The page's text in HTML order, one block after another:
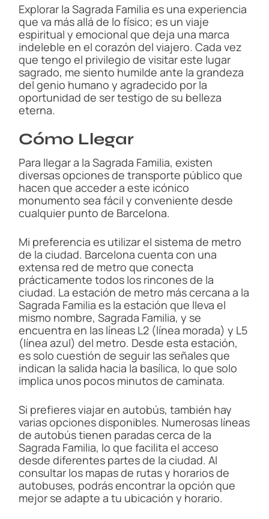
Explorar la Sagrada Familia es una experiencia
que va más allá de lo físico; es un viaje
espiritual y emocional que deja una marca
indeleble en el corazón del viajero. Cada vez
que tengo el privilegio de visitar este lugar
sagrado, me siento humilde ante la grandeza
del genio humano y agradecido por la
oportunidad de ser testigo de su belleza
eterna.
Cómo Llegar
Para llegar a la Sagrada Familia, existen
diversas opciones de transporte público que
hacen que acceder a este icónico
monumento sea fácil y conveniente desde
cualquier punto de Barcelona.
Mi preferencia es utilizar el sistema de metro
de la ciudad. Barcelona cuenta con una
extensa red de metro que conecta
prácticamente todos los rincones de la
ciudad. La estación de metro más cercana a la
Sagrada Familia es la estación que lleva el
mismo nombre, Sagrada Familia, y se
encuentra en las líneas L2 (línea morada) y L5
(línea azul) del metro. Desde esta estación,
es solo cuestión de seguir las señales que
indican la salida hacia la basílica, lo que solo
implica unos pocos minutos de caminata.
Si prefieres viajar en autobús, también hay
varias opciones disponibles. Numerosas líneas
de autobús tienen paradas cerca de la
Sagrada Familia, lo que facilita el acceso
desde diferentes partes de la ciudad. Al
consultar los mapas de rutas y horarios de
autobuses, podrás encontrar la opción que
mejor se adapte a tu ubicación y horario.